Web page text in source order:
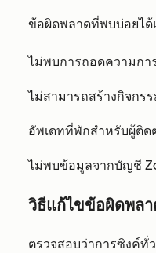
ข้อผิดพลาดที่พบบ่อยได้
ไม่พบการถอดความกา
ไม่สามารถสร้างกิจกร
อัพเดทที่พักสำหรับผู้ติด
ไม่พบข้อมูลจากบัญชี
วิธีแก้ไขข้อผิดพล
ตรวจสอบว่าการซิงค์ทั่